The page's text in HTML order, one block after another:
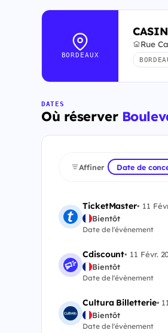
BORDEAUX
Rue
DATES
Où réserver
Affiner Date de
TicketMaster• 11
Bientôt
Date de l'évènement
Cdiscount• 11 Févr.
Bientôt
Date de l'évènement
Cultura Billetterie•
Bientôt
Date de l'évènement